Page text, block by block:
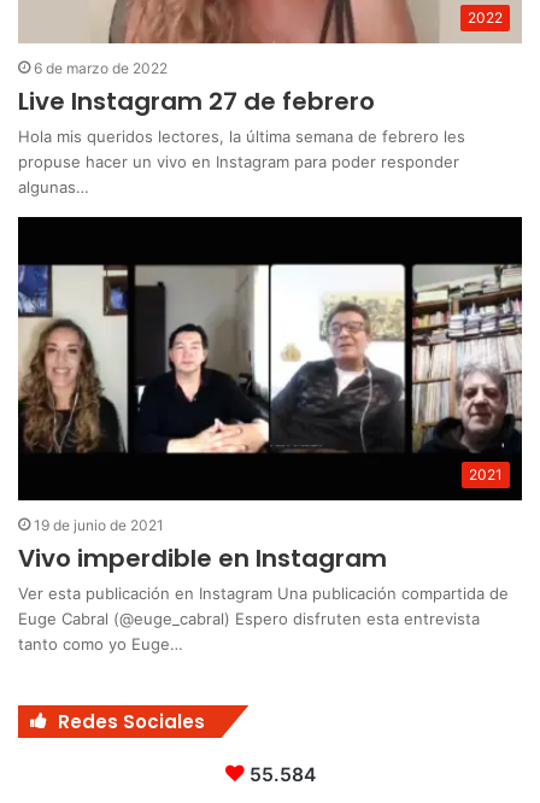
2022
6 de marzo de 2022
Live Instagram 27 de febrero
Hola mis queridos lectores, la última semana de febrero les
propuse hacer un vivo en Instagram para poder responder
algunas…
2021
19 de junio de 2021
Vivo imperdible en Instagram
Ver esta publicación en Instagram Una publicación compartida de
Euge Cabral (@euge_cabral) Espero disfruten esta entrevista
tanto como yo Euge…
Redes Sociales
55.584